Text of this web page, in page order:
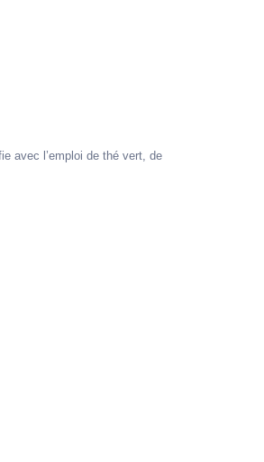
avec l’emploi de thé vert, de